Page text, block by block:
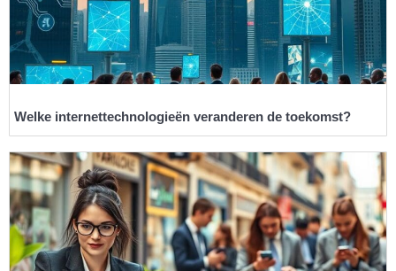
Welke internettechnologieën veranderen de toekomst?